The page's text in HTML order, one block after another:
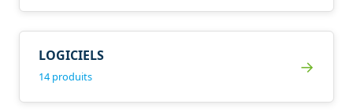
LOGICIELS
14 produits →